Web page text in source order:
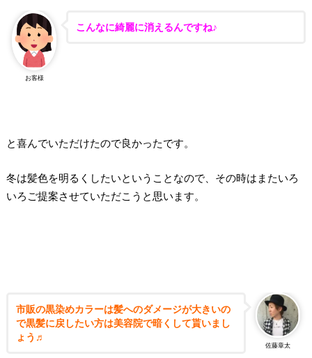
お客様
こんなに綺麗に消えるんですね♪
と喜んでいただけたので良かったです。
冬は髪色を明るくしたいということなので、その時はまたいろ
いろご提案させていただこうと思います。
佐藤章太
市販の黒染めカラーは髪へのダメージが大きいの
で黒髪に戻したい方は美容院で暗くして貰いまし
ょう♬